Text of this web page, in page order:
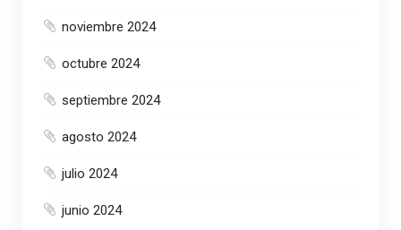
noviembre 2024
octubre 2024
septiembre 2024
agosto 2024
julio 2024
junio 2024